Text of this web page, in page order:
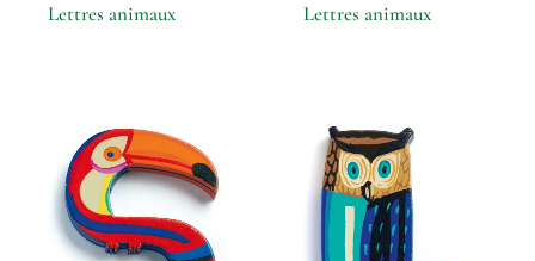
Lettres animaux
Lettres animaux